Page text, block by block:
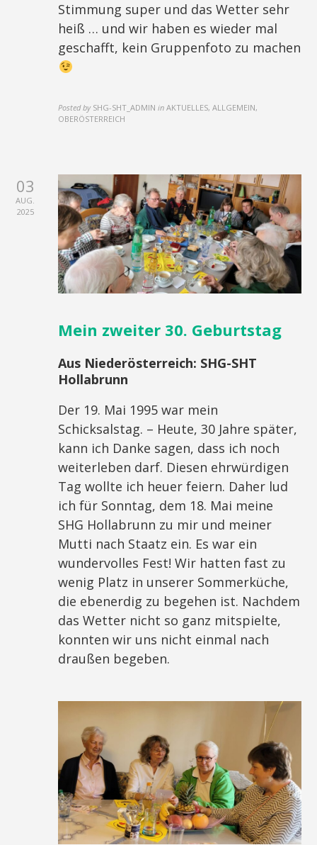
Stimmung super und das Wetter sehr
heiß … und wir haben es wieder mal
geschafft, kein Gruppenfoto zu machen
Posted by SHG-SHT_ADMIN in AKTUELLES, ALLGEMEIN,
OBERÖSTERREICH
03
AUG.
2025
Mein zweiter 30. Geburtstag
Aus Niederösterreich: SHG-SHT
Hollabrunn
Der 19. Mai 1995 war mein
Schicksalstag. – Heute, 30 Jahre später,
kann ich Danke sagen, dass ich noch
weiterleben darf. Diesen ehrwürdigen
Tag wollte ich heuer feiern. Daher lud
ich für Sonntag, dem 18. Mai meine
SHG Hollabrunn zu mir und meiner
Mutti nach Staatz ein. Es war ein
wundervolles Fest! Wir hatten fast zu
wenig Platz in unserer Sommerküche,
die ebenerdig zu begehen ist. Nachdem
das Wetter nicht so ganz mitspielte,
konnten wir uns nicht einmal nach
draußen begeben.